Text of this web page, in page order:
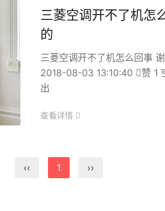
三菱空调开不了机怎
的
三菱空调开不了机怎么回事
2018-08-03 13:10:40 赞 1
出
查看详情
‹‹ 1 ››